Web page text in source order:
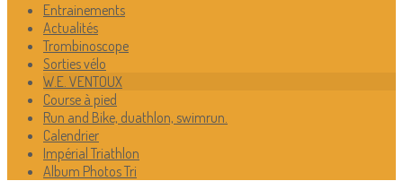
Entrainements
Actualités
Trombinoscope
Sorties vélo
W.E. VENTOUX
Course à pied
Run and Bike, duathlon, swimrun.
Calendrier
Impérial Triathlon
Album Photos Tri